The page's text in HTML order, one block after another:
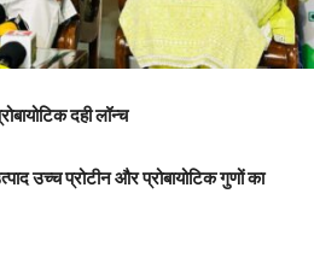
दही लॉन्च
उच्च प्रोटीन और प्रोबायोटिक गुणों का